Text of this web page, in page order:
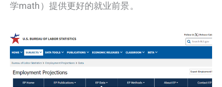
学math）提供更好的就业前景。